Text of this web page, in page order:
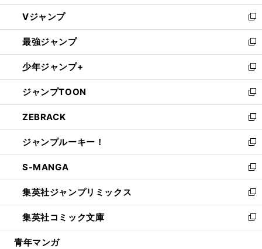
ウ
ィ
ン
ド
ウ
で
開
く
し
い
ウ
ィ
ン
ド
ウ
で
開
く
Vジャンプ
新
し
い
ウ
ィ
ン
ド
ウ
で
開
く
最強ジャンプ
新
し
い
ウ
ィ
ン
ド
ウ
で
開
く
少年ジャンプ+
新
し
い
ウ
ィ
ン
ド
ウ
で
開
く
ジャンプTOON
新
し
い
ウ
ィ
ン
ド
ウ
で
開
く
ZEBRACK
新
し
い
ウ
ィ
ン
ド
ウ
で
開
ジャンプルーキー！
新
し
い
ウ
ィ
ン
ド
ウ
S-MANGA
新
し
い
ウ
ィ
ン
集英社ジャンプリミックス
新
し
い
ウ
集英社コミック文庫
新
し
青年マンガ